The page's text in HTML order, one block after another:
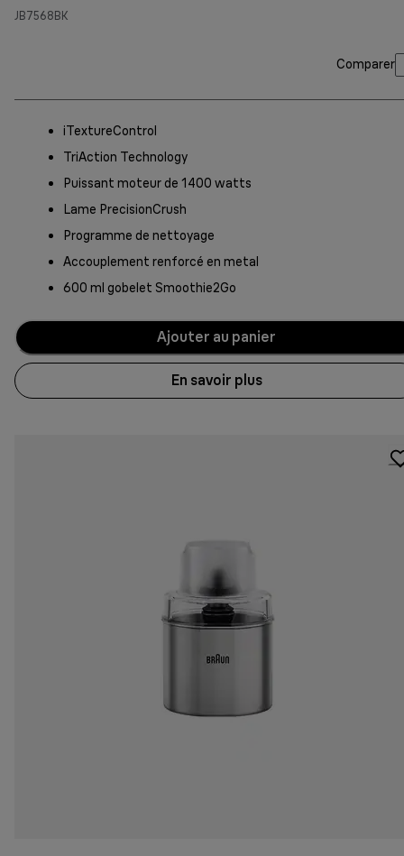
JB7568BK
Comparer
iTextureControl
TriAction Technology
Puissant moteur de 1400 watts
Lame PrecisionCrush
Programme de nettoyage
Accouplement renforcé en metal
600 ml gobelet Smoothie2Go
Ajouter au panier
En savoir plus